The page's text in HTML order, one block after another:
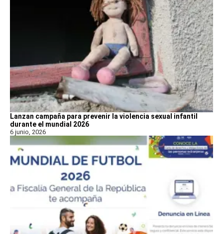
Lanzan campaña para prevenir la violencia sexual infantil
durante el mundial 2026
6 junio, 2026